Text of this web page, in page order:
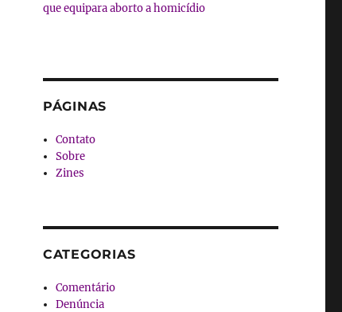
que equipara aborto a homicídio
PÁGINAS
Contato
Sobre
Zines
CATEGORIAS
Comentário
Denúncia